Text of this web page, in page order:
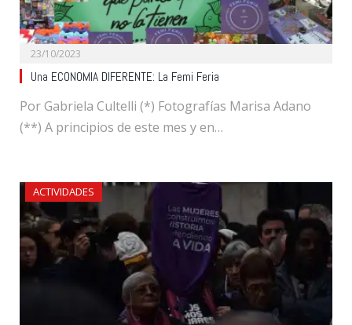
23/10/2023
Una ECONOMIA DIFERENTE: La Femi Feria
Por Gabriela Cultelli (*) Fotografías Marisa Adano
(**) A principios de este mes y en…
ACTIVIDADES